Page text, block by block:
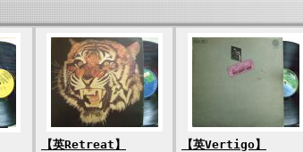
【英Retreat】
【英Vertigo】